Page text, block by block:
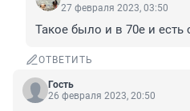
27 февраля 2023, 03:50
Такое было и в 70е и есть
ОТВЕТИТЬ
Гость
26 февраля 2023, 20:50